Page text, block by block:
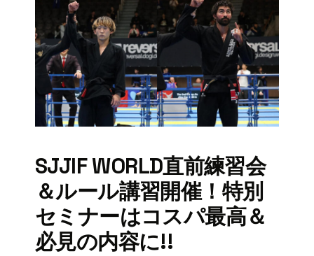
SJJIF WORLD直前練習会
＆ルール講習開催！特別
セミナーはコスパ最高＆
必見の内容に!!